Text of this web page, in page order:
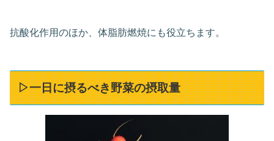
抗酸化作用のほか、体脂肪燃焼にも役立ちます。
▷一日に摂るべき野菜の摂取量